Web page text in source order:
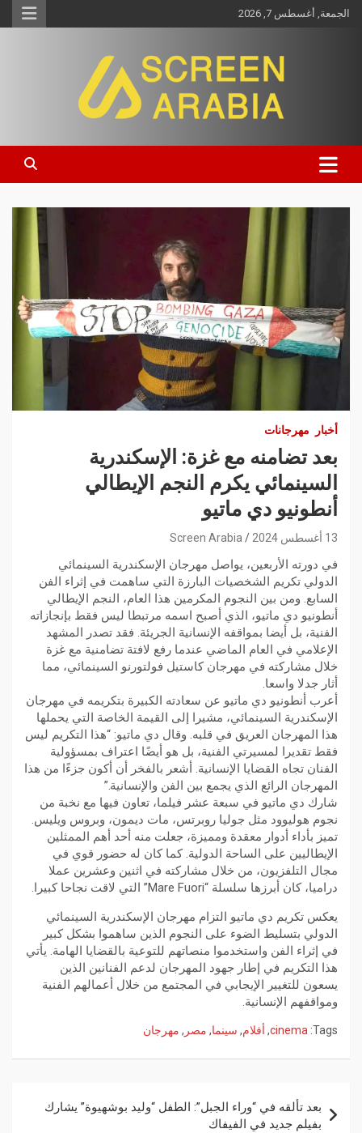
الجمعة, أغسطس 7, 2026
Screen Arabia
أخبار مهرجانات
بعد تضامنه مع غزة: الإسكندرية
السينمائي يكرم النجم الإيطالي
أنطونيو دي ماتيو
13 أغسطس 2024 Screen Arabia
في دورته الأربعين، يواصل مهرجان الإسكندرية السينمائي
الدولي تكريم الشخصيات البارزة التي ساهمت في إثراء الفن
السابع. ومن بين النجوم المكرمين هذا العام، النجم الإيطالي
أنطونيو دي ماتيو، الذي أصبح اسمه مرتبطا ليس فقط بإنجازاته
الفنية، بل أيضا بمواقفه الإنسانية الجريئة. فقد تصدر المشهد
الإعلامي في العام الماضي عندما رفع لافتة تضامنية مع غزة
خلال مشاركته في مهرجان كاستيل فولتورنو السينمائي، مما
أثار جدلا واسعا.
أعرب أنطونيو دي ماتيو عن سعادته الكبيرة بتكريمه في مهرجان
الإسكندرية السينمائي، مشيرا إلى القيمة الخاصة التي يحملها
هذا المهرجان العريق في قلبه. وقال دي ماتيو: “هذا التكريم ليس
فقط تقديرا لمسيرتي الفنية، بل هو أيضًا اعتراف بمسؤولية
الفنان تجاه القضايا الإنسانية. أشعر بالفخر أن أكون جزءًا من هذا
المهرجان الرائع الذي يجمع بين الفن والإنسانية.”
شارك دي ماتيو في سبعة عشر فيلما، تعاون فيها مع نخبة من
نجوم هوليوود مثل جوليا روبرتس، مات ديمون، وبروس ويليس.
تميز بأداء أدوار معقدة ومميزة، جعلت منه أحد أهم الممثلين
الإيطاليين على الساحة الدولية. كما كان له حضور قوي في
مجال التلفزيون، من خلال مشاركته في اثنين وعشرين عملا
دراميا، كان أبرزها سلسلة “Mare Fuori” التي لاقت نجاحا كبيرا.
يعكس تكريم دي ماتيو التزام مهرجان الإسكندرية السينمائي
الدولي بتسليط الضوء على النجوم الذين ساهموا بشكل كبير
في إثراء الفن واستخدموا منصاتهم للتوعية بالقضايا الهامة. يأتي
هذا التكريم في إطار جهود المهرجان لدعم الفنانين الذين
يسعون للتغيير الإيجابي في المجتمع من خلال أعمالهم الفنية
ومواقفهم الإنسانية.
Tags:
cinema
, أفلام, سينما, مصر , مهرجان
بعد تألقه في “وراء الجبل”: الطفل “وليد بوشهيوة” يشارك
بفيلم جديد في الفيفاك